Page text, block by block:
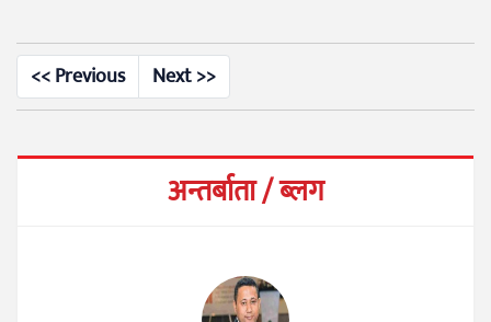
<< Previous Next >>
अन्तर्बाता / ब्लग